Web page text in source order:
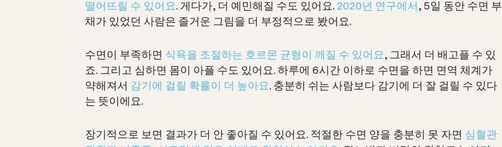
떨어뜨릴 수 있어요. 게다가, 더 예민해질 수도 있어요. 2020년 연구에서 , 5일 동안 수면 부
채가 있었던 사람은 즐거운 그림을 더 부정적으로 봤어요.
수면이 부족하면 식욕을 조절하는 호르몬 균형이 깨질 수 있어요, 그래서 더 배고플 수 있
죠. 그리고 심하면 몸이 아플 수도 있어요. 하루에 6시간 이하로 수면을 하면 면역 체계가
약해져서 감기에 걸릴 확률이 더 높아요. 충분히 쉬는 사람보다 감기에 더 잘 걸릴 수 있다
는 뜻이에요.
장기적으로 보면 결과가 더 안 좋아질 수 있어요. 적절한 수면 양을 충분히 못 자면 심혈관